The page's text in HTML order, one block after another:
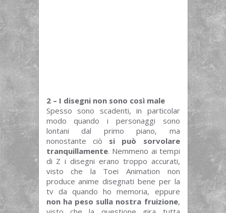
2 – I disegni non sono così male
Spesso sono scadenti, in particolar
modo quando i personaggi sono
lontani dal primo piano, ma
nonostante ciò si può sorvolare
tranquillamente. Nemmeno ai tempi
di Z i disegni erano troppo accurati,
visto che la Toei Animation non
produce anime disegnati bene per la
tv da quando ho memoria, eppure
non ha peso sulla nostra fruizione,